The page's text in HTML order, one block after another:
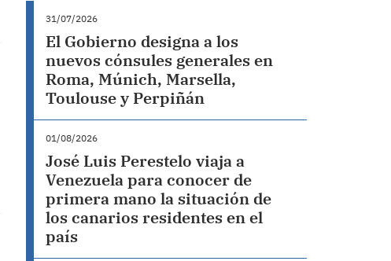
31/07/2026
El Gobierno designa a los
nuevos cónsules generales en
Roma, Múnich, Marsella,
Toulouse y Perpiñán
01/08/2026
José Luis Perestelo viaja a
Venezuela para conocer de
primera mano la situación de
los canarios residentes en el
país